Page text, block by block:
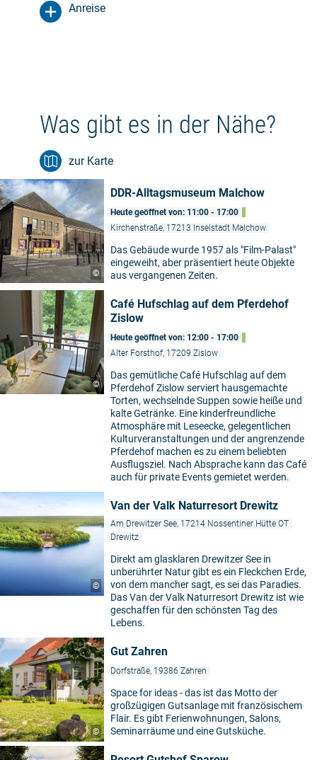
Anreise
Was gibt es in der Nähe?
zur Karte
©
DDR-Alltagsmuseum Malchow
Heute geöffnet von: 11:00 - 17:00
Kirchenstraße, 17213 Inselstadt Malchow
Das Gebäude wurde 1957 als "Film-Palast"
eingeweiht, aber präsentiert heute Objekte
aus vergangenen Zeiten.
©
Café Hufschlag auf dem Pferdehof
Zislow
Heute geöffnet von: 12:00 - 17:00
Alter Forsthof, 17209 Zislow
Das gemütliche Café Hufschlag auf dem
Pferdehof Zislow serviert hausgemachte
Torten, wechselnde Suppen sowie heiße und
kalte Getränke. Eine kinderfreundliche
Atmosphäre mit Leseecke, gelegentlichen
Kulturveranstaltungen und der angrenzende
Pferdehof machen es zu einem beliebten
Ausflugsziel. Nach Absprache kann das Café
auch für private Events gemietet werden.
©
Van der Valk Naturresort Drewitz
Am Drewitzer See, 17214 Nossentiner Hütte OT
Drewitz
Direkt am glasklaren Drewitzer See in
unberührter Natur gibt es ein Fleckchen Erde,
von dem mancher sagt, es sei das Paradies.
Das Van der Valk Naturresort Drewitz ist wie
geschaffen für den schönsten Tag des
Lebens.
©
Gut Zahren
Dorfstraße, 19386 Zahren
Space for ideas - das ist das Motto der
großzügigen Gutsanlage mit französischem
Flair. Es gibt Ferienwohnungen, Salons,
Seminarräume und eine Gutsküche.